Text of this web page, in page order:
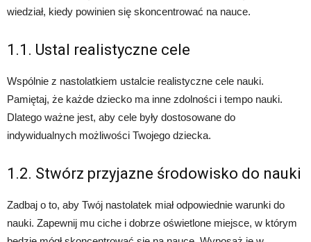
wiedział, kiedy powinien się skoncentrować na nauce.
1.1. Ustal realistyczne cele
Wspólnie z nastolatkiem ustalcie realistyczne cele nauki.
Pamiętaj, że każde dziecko ma inne zdolności i tempo nauki.
Dlatego ważne jest, aby cele były dostosowane do
indywidualnych możliwości Twojego dziecka.
1.2. Stwórz przyjazne środowisko do nauki
Zadbaj o to, aby Twój nastolatek miał odpowiednie warunki do
nauki. Zapewnij mu ciche i dobrze oświetlone miejsce, w którym